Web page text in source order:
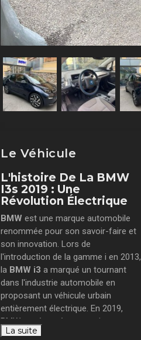
Le Véhicule
L'histoire De La BMW
I3s 2019 : Une
Révolution Électrique
BMW est une marque automobile
renommée pour son savoir-faire et
son innovation. Lors de
l'introduction de la gamme i en 2013,
la BMW i3 a marqué un tournant
dans l'industrie automobile en
proposant un véhicule urbain
entièrement électrique. En 2019,
BMW a présenté une version
améliorée, la
La suite